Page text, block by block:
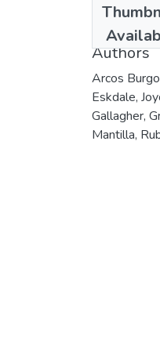
200
Authors
Arcos
Eskdale,
Gallagher,
Mantilla,